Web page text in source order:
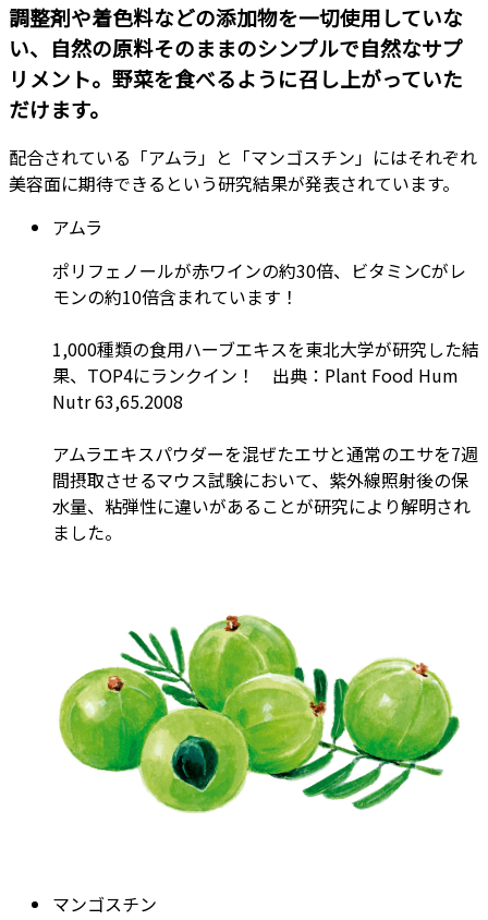
調整剤や着色料などの添加物を一切使用していな
い、自然の原料そのままのシンプルで自然なサプ
リメント。野菜を食べるように召し上がっていた
だけます。
配合されている「アムラ」と「マンゴスチン」にはそれぞれ
美容面に期待できるという研究結果が発表されています。
アムラ
ポリフェノールが赤ワインの約30倍、ビタミンCがレ
モンの約10倍含まれています！
1,000種類の食用ハーブエキスを東北大学が研究した結
果、TOP4にランクイン！ 出典：Plant Food Hum
Nutr 63,65.2008
アムラエキスパウダーを混ぜたエサと通常のエサを7週
間摂取させるマウス試験において、紫外線照射後の保
水量、粘弾性に違いがあることが研究により解明され
ました。
マンゴスチン